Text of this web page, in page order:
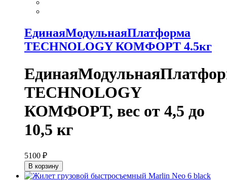
ЕдинаяМодульнаяПлатформа
TECHNOLOGY КОМФОРТ 4.5кг
TECHNOLOGY
КОМФОРТ, вес от 4,5 до
10,5 кг
5100 ₽
В корзину